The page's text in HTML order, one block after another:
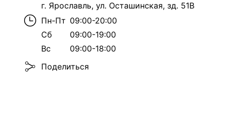
г. Ярославль, ул. Осташинская, зд. 51В
Пн-Пт 09:00-20:00
Сб
09:00-19:00
Вс
09:00-18:00
Поделиться